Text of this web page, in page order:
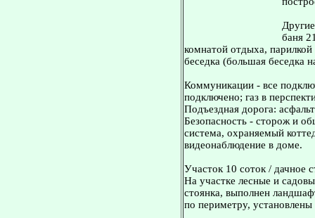
баня
комнатой отдыха,
беседка (большая беседка
Коммуникации - все
подключено; газ в
Подъездная дорога:
Безопасность - сторож и
система, охраняемый
видеонаблюдение в доме.
Участок 10 соток / дачное
На участке лесные и
стоянка, выполнен
по периметру, установлены